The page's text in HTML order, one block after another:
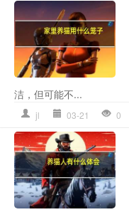
洁，但可能不...
jl 03-21 0